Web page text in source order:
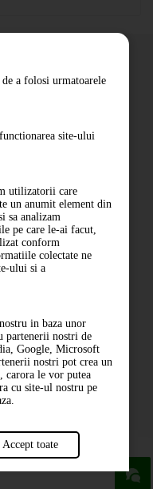
ABONARE
a folosi urmatoarele
site-ului
utilizatorii care
un anumit element din
sa analizam
pe care le-ai facut,
conform
colectate ne
ului si a
in baza unor
partenerii nostri de
Google, Microsoft
nostri pot crea un
le vor putea
cu site-ul nostru pe
Accept toate